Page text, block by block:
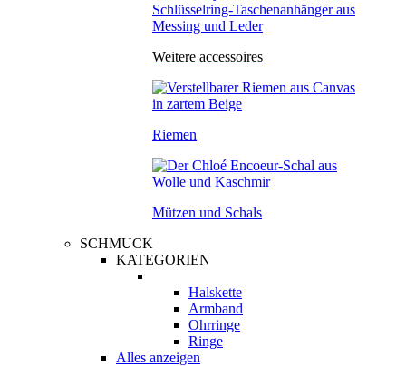
Weitere accessoires
Riemen
Mützen und Schals
SCHMUCK
KATEGORIEN
Halskette
Armband
Ohrringe
Ringe
Alles anzeigen